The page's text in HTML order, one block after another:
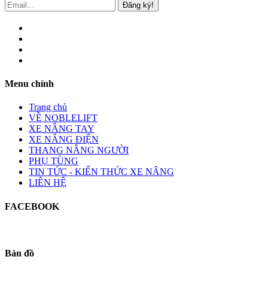
Đăng ký!
Menu chính
Trang chủ
VỀ NOBLELIFT
XE NÂNG TAY
XE NÂNG ĐIỆN
THANG NÂNG NGƯỜI
PHỤ TÙNG
TIN TỨC - KIẾN THỨC XE NÂNG
LIÊN HỆ
FACEBOOK
Bản đồ